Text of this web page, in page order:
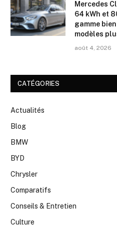
Mercedes
64 kWh et
gamme
modèles
août 4, 2026
CATÉGORIES
Actualités
Blog
BMW
BYD
Chrysler
Comparatifs
Conseils & Entretien
Culture